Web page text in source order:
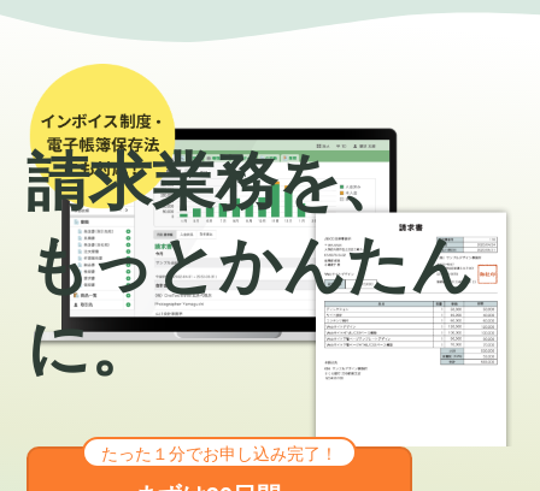
請求業務を、
もっとかんたん
に。
たった１分でお申し込み完了！